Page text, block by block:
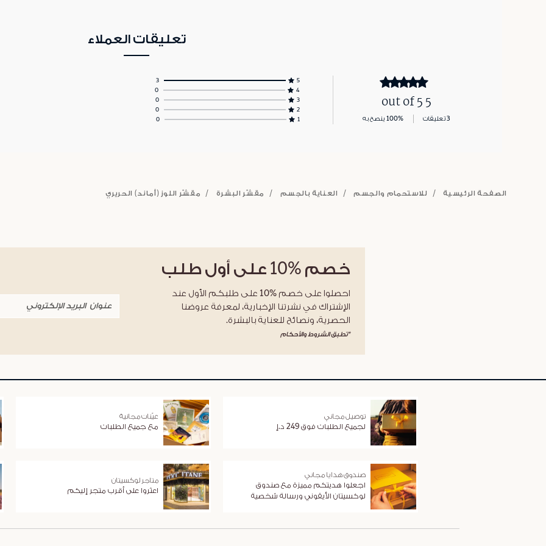
تعليقات العملاء
5 out of 5
3 تعليقات 100% ينصح به
5
3
4
0
3
0
2
0
1
0
الصفحة الرئيسية للاستحمام والجسم العناية بالجسم مقشّر البشرة مقشّر اللوز (أماند) الحريري
خصم %10 على أول طلب
احصلوا على خصم %10 على طلبكم الأول عند
الإشتراك في نشرتنا الإخبارية، لمعرفة عروضنا
الحصرية، ونصائح للعناية بالبشرة.
*تطبق الشروط والأحكام
توصيل مجاني
لجميع الطلبات فوق 249 د.إ
عيّنات مجانية
مع جميع الطلبات
صندوق هدايا مجاني
اجعلوا هديتكم مميزة مع صندوق
لوكسيتان الأيقوني ورسالة شخصية
متاجر لوكسيتان
اعثروا على أقرب متجر إليكم